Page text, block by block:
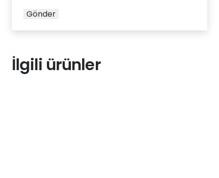
İlgili ürünler